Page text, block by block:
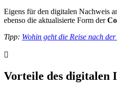
Eigens für den digitalen Nachweis
ebenso die aktualisierte Form der
Tipp: Wohin geht die Reise nach
Vorteile des digitalen